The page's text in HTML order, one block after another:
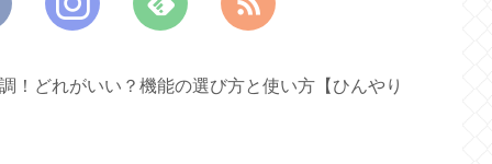
！どれがいい？機能の選び方と使い方【ひんやり